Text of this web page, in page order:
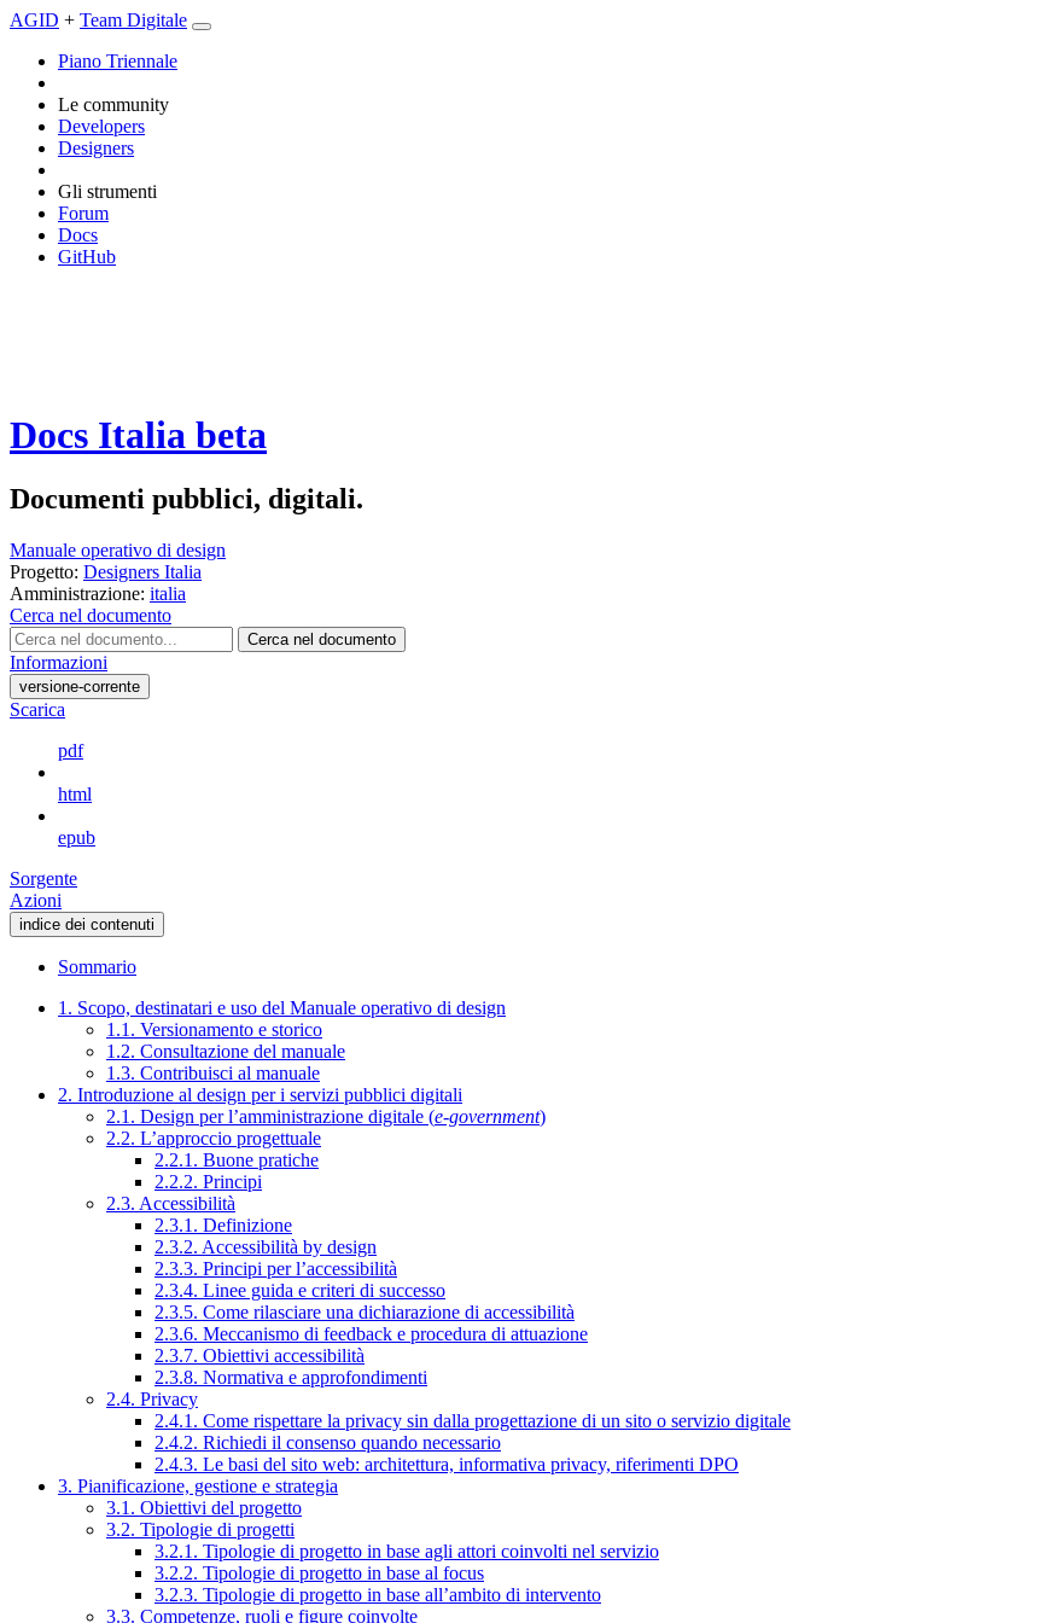
AGID + Team Digitale
Piano Triennale
Le community
Developers
Designers
Gli strumenti
Forum
Docs
GitHub
Docs Italia beta
Documenti pubblici, digitali.
Manuale operativo di design
Progetto: Designers Italia
Amministrazione: italia
Cerca nel documento
Cerca nel documento
Informazioni
versione-corrente
Scarica
pdf
html
epub
Sorgente
Azioni
indice dei contenuti
Sommario
1. Scopo, destinatari e uso del Manuale operativo di design
1.1. Versionamento e storico
1.2. Consultazione del manuale
1.3. Contribuisci al manuale
2. Introduzione al design per i servizi pubblici digitali
2.1. Design per l’amministrazione digitale (e-government)
2.2. L’approccio progettuale
2.2.1. Buone pratiche
2.2.2. Principi
2.3. Accessibilità
2.3.1. Definizione
2.3.2. Accessibilità by design
2.3.3. Principi per l’accessibilità
2.3.4. Linee guida e criteri di successo
2.3.5. Come rilasciare una dichiarazione di accessibilità
2.3.6. Meccanismo di feedback e procedura di attuazione
2.3.7. Obiettivi accessibilità
2.3.8. Normativa e approfondimenti
2.4. Privacy
2.4.1. Come rispettare la privacy sin dalla progettazione di un sito o servizio digitale
2.4.2. Richiedi il consenso quando necessario
2.4.3. Le basi del sito web: architettura, informativa privacy, riferimenti DPO
3. Pianificazione, gestione e strategia
3.1. Obiettivi del progetto
3.2. Tipologie di progetti
3.2.1. Tipologie di progetto in base agli attori coinvolti nel servizio
3.2.2. Tipologie di progetto in base al focus
3.2.3. Tipologie di progetto in base all’ambito di intervento
3.3. Competenze, ruoli e figure coinvolte